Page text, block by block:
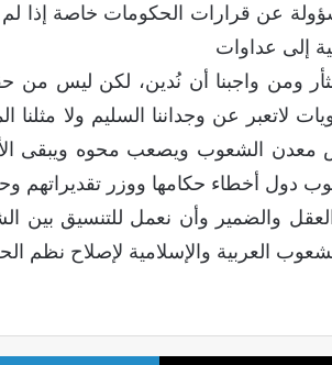
عن قرارات الحكومات خاصة إذا لم
إلى عداوات
ومن واجبنا أن نُدين، لكن ليس من
لاتعبر عن وجداننا السليم ولا مثلنا
معدن الشعوب ويصعب محوه ويبقى
دول أخطاء حكامها ووزر تقديراتهم
والضمير وأن نعمل للتنسيق بين
العربية والإسلامية لإصلاح نظم
X